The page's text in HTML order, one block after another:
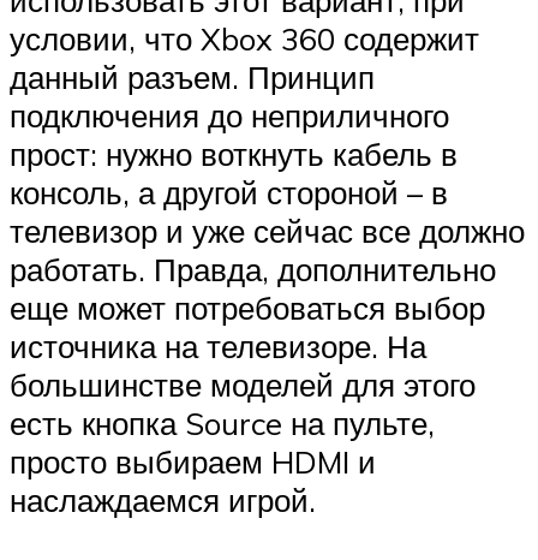
условии, что Xbox 360 содержит
данный разъем. Принцип
подключения до неприличного
прост: нужно воткнуть кабель в
консоль, а другой стороной – в
телевизор и уже сейчас все должно
работать. Правда, дополнительно
еще может потребоваться выбор
источника на телевизоре. На
большинстве моделей для этого
есть кнопка Source на пульте,
просто выбираем HDMI и
наслаждаемся игрой.